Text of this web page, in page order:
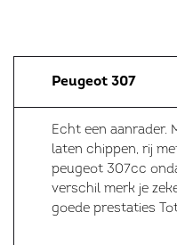
Peugeot 307
Echt een aanrader.
laten chippen, rij
peugeot 307cc
verschil merk je
goede prestaties